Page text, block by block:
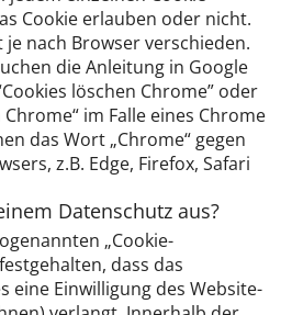
Cookie erlauben oder nicht.
je nach Browser verschieden.
die Anleitung in Google
löschen Chrome” oder
im Falle eines Chrome
das Wort „Chrome“ gegen
z.B. Edge, Firefox, Safari
Datenschutz aus?
„Cookie-
dass das
eine Einwilligung des Website-